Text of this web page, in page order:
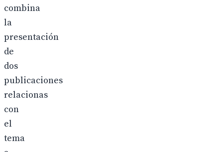
combina
la
presentación
de
dos
publicaciones
relacionas
con
el
tema